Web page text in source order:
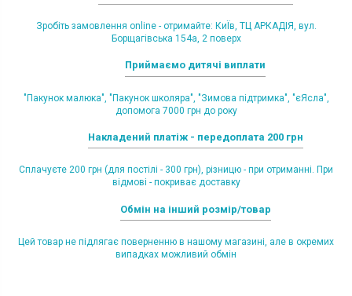
Зробіть замовлення online - отримайте: КиЇв, ТЦ АРКАДІЯ, вул.
Борщагівська 154а, 2 поверх
Приймаємо дитячі виплати
"Пакунок малюка", "Пакунок школяра", "Зимова підтримка", "єЯсла",
допомога 7000 грн до року
Накладений платіж - передоплата 200 грн
Сплачуєте 200 грн (для постілі - 300 грн), різницю - при отриманні. При
відмові - покриває доставку
Обмін на інший розмір/товар
Цей товар не підлягає поверненню в нашому магазині, але в окремих
випадках можливий обмін